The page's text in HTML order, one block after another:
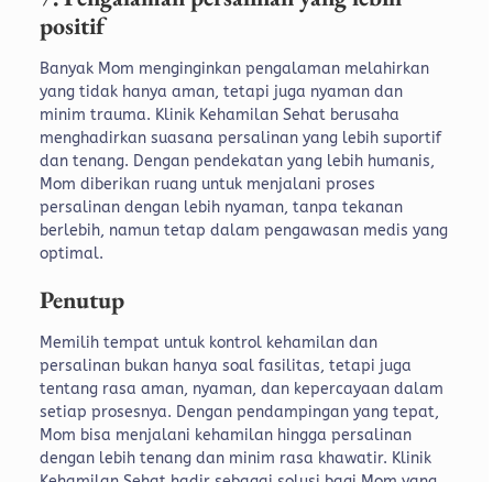
positif
Banyak Mom menginginkan pengalaman melahirkan
yang tidak hanya aman, tetapi juga nyaman dan
minim trauma. Klinik Kehamilan Sehat berusaha
menghadirkan suasana persalinan yang lebih suportif
dan tenang. Dengan pendekatan yang lebih humanis,
Mom diberikan ruang untuk menjalani proses
persalinan dengan lebih nyaman, tanpa tekanan
berlebih, namun tetap dalam pengawasan medis yang
optimal.
Penutup
Memilih tempat untuk kontrol kehamilan dan
persalinan bukan hanya soal fasilitas, tetapi juga
tentang rasa aman, nyaman, dan kepercayaan dalam
setiap prosesnya. Dengan pendampingan yang tepat,
Mom bisa menjalani kehamilan hingga persalinan
dengan lebih tenang dan minim rasa khawatir. Klinik